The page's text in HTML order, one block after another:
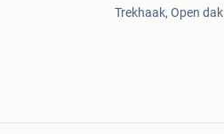
Trekhaak, Open dak